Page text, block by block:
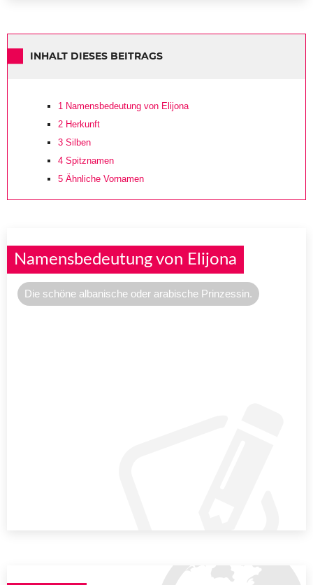
INHALT DIESES BEITRAGS
1 Namensbedeutung von Elijona
2 Herkunft
3 Silben
4 Spitznamen
5 Ähnliche Vornamen
Namensbedeutung von Elijona
Die schöne albanische oder arabische Prinzessin.